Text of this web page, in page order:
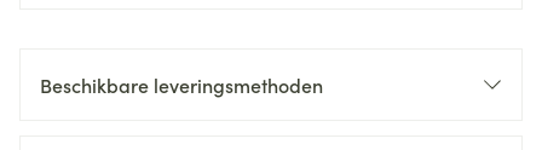
Beschikbare leveringsmethoden